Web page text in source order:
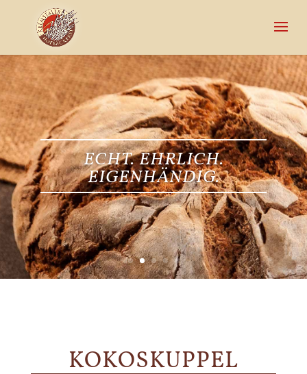
ECHT. EHRLICH.
EIGENHÄNDIG.
KOKOSKUPPEL